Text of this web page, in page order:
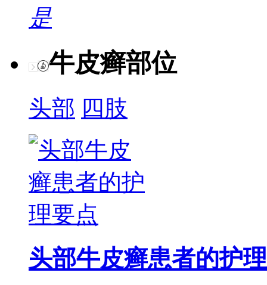
是
牛皮癣部位
头部 四肢
头部牛皮癣患者的护理